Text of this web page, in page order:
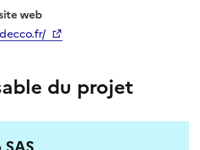
web
du projet